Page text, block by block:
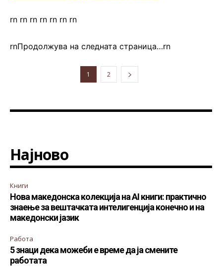
rn rn rn rn rn rn rn
rnПродолжува на следната страница…rn
1 2
Најново
Книги
Нова македонска колекција на AI книги: практично
знаење за вештачката интелигенција конечно и на
македонски јазик
Работа
5 знаци дека можеби е време да ја смените
работата